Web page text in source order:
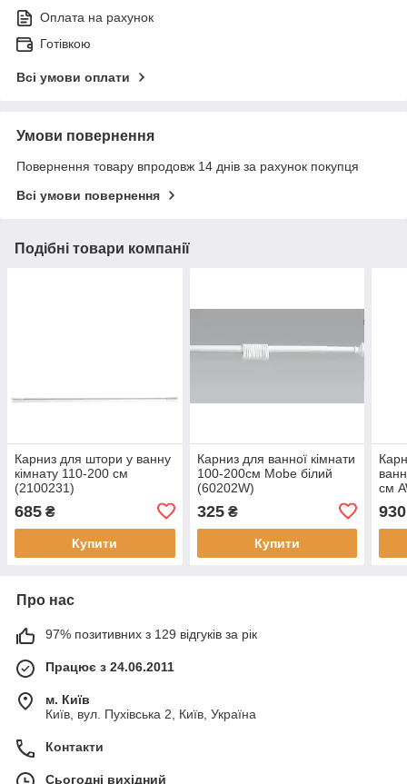
Оплата на рахунок
Готівкою
Всі умови оплати
Умови повернення
Повернення товару впродовж 14 днів за рахунок покупця
Всі умови повернення
Подібні товари компанії
Карниз для штори у ванну
кімнату 110-200 см
(2100231)
685 ₴
Купити
Карниз для ванної кімнати
100-200см Mobe білий
(60202W)
325₴
Купити
см
930
Про нас
97% позитивних з 129 відгуків за рік
Працює з 24.06.2011
м. Київ
Київ, вул. Пухівська 2, Київ, Україна
Контакти
Сьогодні вихідний